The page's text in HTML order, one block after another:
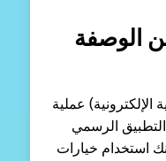
عملية
الرسمي
خيارات